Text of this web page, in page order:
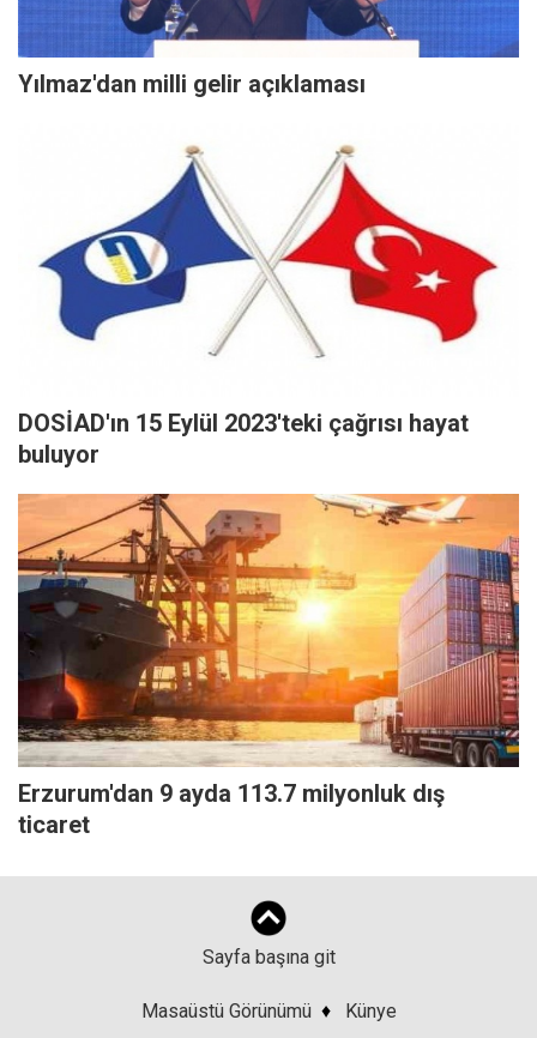
Yılmaz'dan milli gelir açıklaması
DOSİAD'ın 15 Eylül 2023'teki çağrısı hayat
buluyor
Erzurum'dan 9 ayda 113.7 milyonluk dış
ticaret
Sayfa başına git
Masaüstü Görünümü ♦ Künye